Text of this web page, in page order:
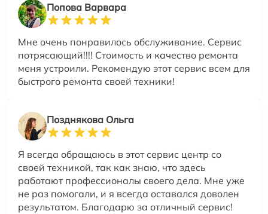
Попова Варвара
Мне очень понравилось обслуживание. Сервис
потрясающий!!!! Стоимость и качество ремонта
меня устроили. Рекомендую этот сервис всем для
быстрого ремонта своей техники!
Позднякова Ольга
Я всегда обращаюсь в этот сервис центр со
своей техникой, так как знаю, что здесь
работают профессионалы своего дела. Мне уже
не раз помогали, и я всегда оставался доволен
результатом. Благодарю за отличный сервис!